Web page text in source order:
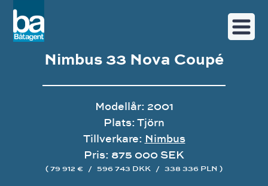
Nimbus 33 Nova Coupé
Modellår: 2001
Plats: Tjörn
Tillverkare: Nimbus
Pris: 875 000 SEK
( 79 912 € / 596 743 DKK / 338 336 PLN )